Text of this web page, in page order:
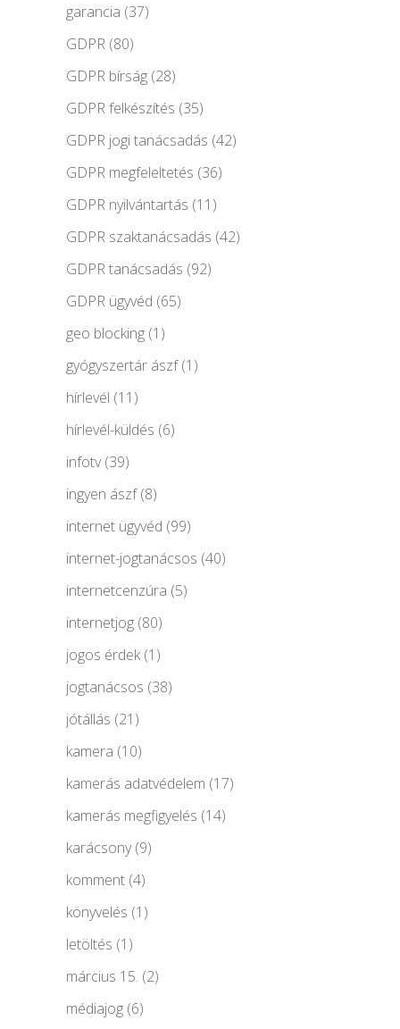
garancia (37)
GDPR (80)
GDPR bírság (28)
GDPR felkészítés (35)
GDPR jogi tanácsadás (42)
GDPR megfeleltetés (36)
GDPR nyilvántartás (11)
GDPR szaktanácsadás (42)
GDPR tanácsadás (92)
GDPR ügyvéd (65)
geo blocking (1)
gyógyszertár ászf(1)
hírlevél (11)
hírlevél-küldés (6)
infotv(39)
ingyen ászf(8)
internet ügyvéd (99)
internet-jogtanácsos (40)
internetcenzúra (5)
internetjog (80)
jogos érdek(1)
jogtanácsos (38)
jótállás (21)
kamera (10)
kamerás adatvédelem (17)
kamerás megfigyelés (14)
karácsony(9)
komment (4)
könyvelés (1)
letöltés (1)
március 15. (2)
médiajog (6)